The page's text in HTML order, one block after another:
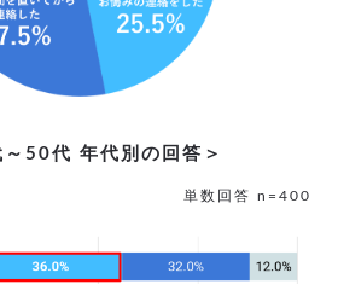
～50代 年代別の回答＞
単数回答 n=400